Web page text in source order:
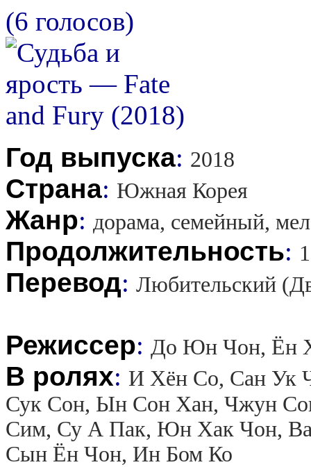
(6 голосов)
Год выпуска: 2018
Страна: Южная Корея
Жанр: дорама, семейный,
Продолжительность:
Перевод: Любительский
Режиссер: До Юн Чон, Ён
В ролях: И Хён Со, Сан Ук
Сук Сон, Ын Сон Хан, Чжун
Сим, Су А Пак, Юн Хак Чон,
Сын Ён Чон, Ин Бом Ко